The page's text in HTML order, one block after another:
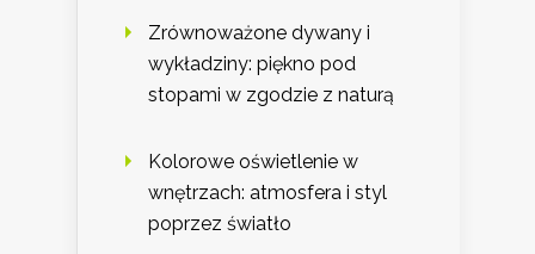
Zrównoważone dywany i
wykładziny: piękno pod
stopami w zgodzie z naturą
Kolorowe oświetlenie w
wnętrzach: atmosfera i styl
poprzez światło